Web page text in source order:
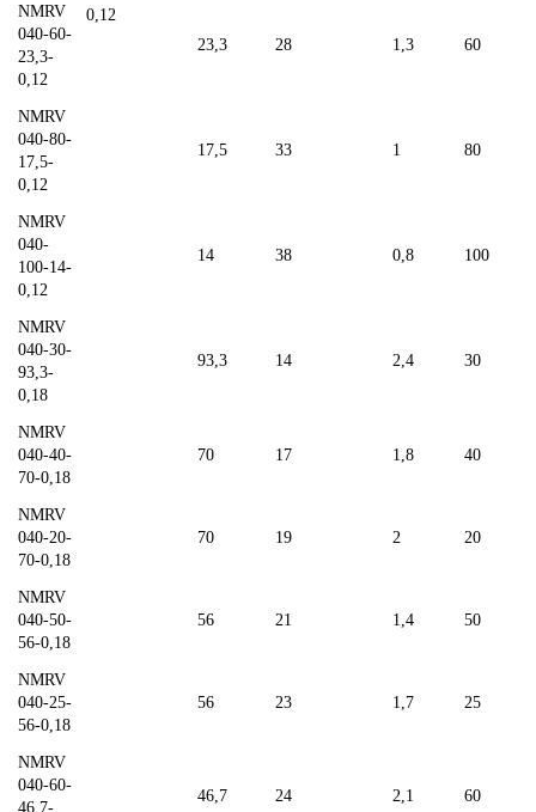
0,12
NMRV
040-60-
23,3-
0,12
23,3 28 1,3 60
NMRV
040-80-
17,5-
0,12
17,5 33 1 80
NMRV
040-
100-14-
0,12
14 38 0,8 100
NMRV
040-30-
93,3-
0,18
93,3 14 2,4 30
NMRV
040-40-
70-0,18
70 17 1,8 40
NMRV
040-20-
70-0,18
70 19 2 20
NMRV
040-50-
56-0,18
56 21 1,4 50
NMRV
040-25-
56-0,18
56 23 1,7 25
NMRV
040-60-
46,7-
46,7 24 2,1 60